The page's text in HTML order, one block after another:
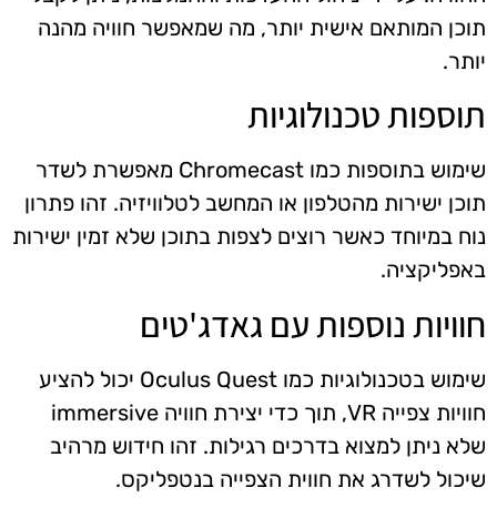
תוכן המותאם אישית יותר, מה שמאפשר חוויה מהנה
יותר.
תוספות טכנולוגיות
שימוש בתוספות כמו Chromecast מאפשרת לשדר
תוכן ישירות מהטלפון או המחשב לטלוויזיה. זהו פתרון
נוח במיוחד כאשר רוצים לצפות בתוכן שלא זמין ישירות
באפליקציה.
חוויות נוספות עם גאדג'טים
שימוש בטכנולוגיות כמו Oculus Quest יכול להציע
חוויות צפייה VR, תוך כדי יצירת חוויה immersive
שלא ניתן למצוא בדרכים רגילות. זהו חידוש מרהיב
שיכול לשדרג את חווית הצפייה בנטפליקס.